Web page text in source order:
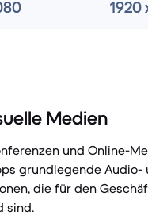
1920
Medien
und Online-
grundlegende Audio-
die für den
sind.